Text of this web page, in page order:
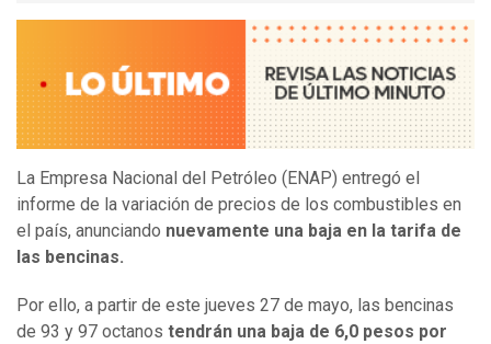
La Empresa Nacional del Petróleo (ENAP) entregó el
informe de la variación de precios de los combustibles en
el país, anunciando nuevamente una baja en la tarifa de
las bencinas.
Por ello, a partir de este jueves 27 de mayo, las bencinas
de 93 y 97 octanos tendrán una baja de 6,0 pesos por